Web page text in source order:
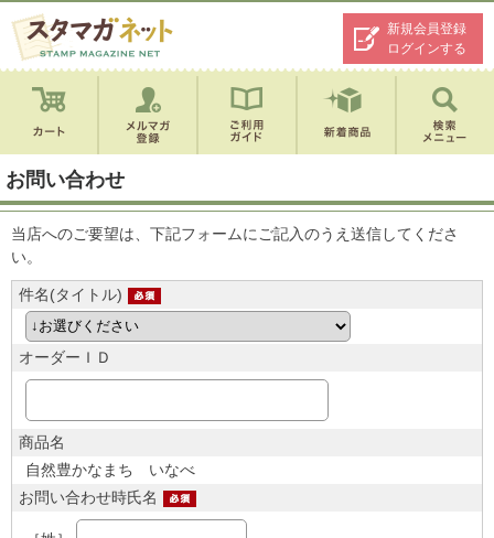
新規会員登録
ログインする
お問い合わせ
当店へのご要望は、下記フォームにご記入のうえ送信してくださ
い。
件名(タイトル)
オーダーＩＤ
商品名
自然豊かなまち いなべ
お問い合わせ時氏名